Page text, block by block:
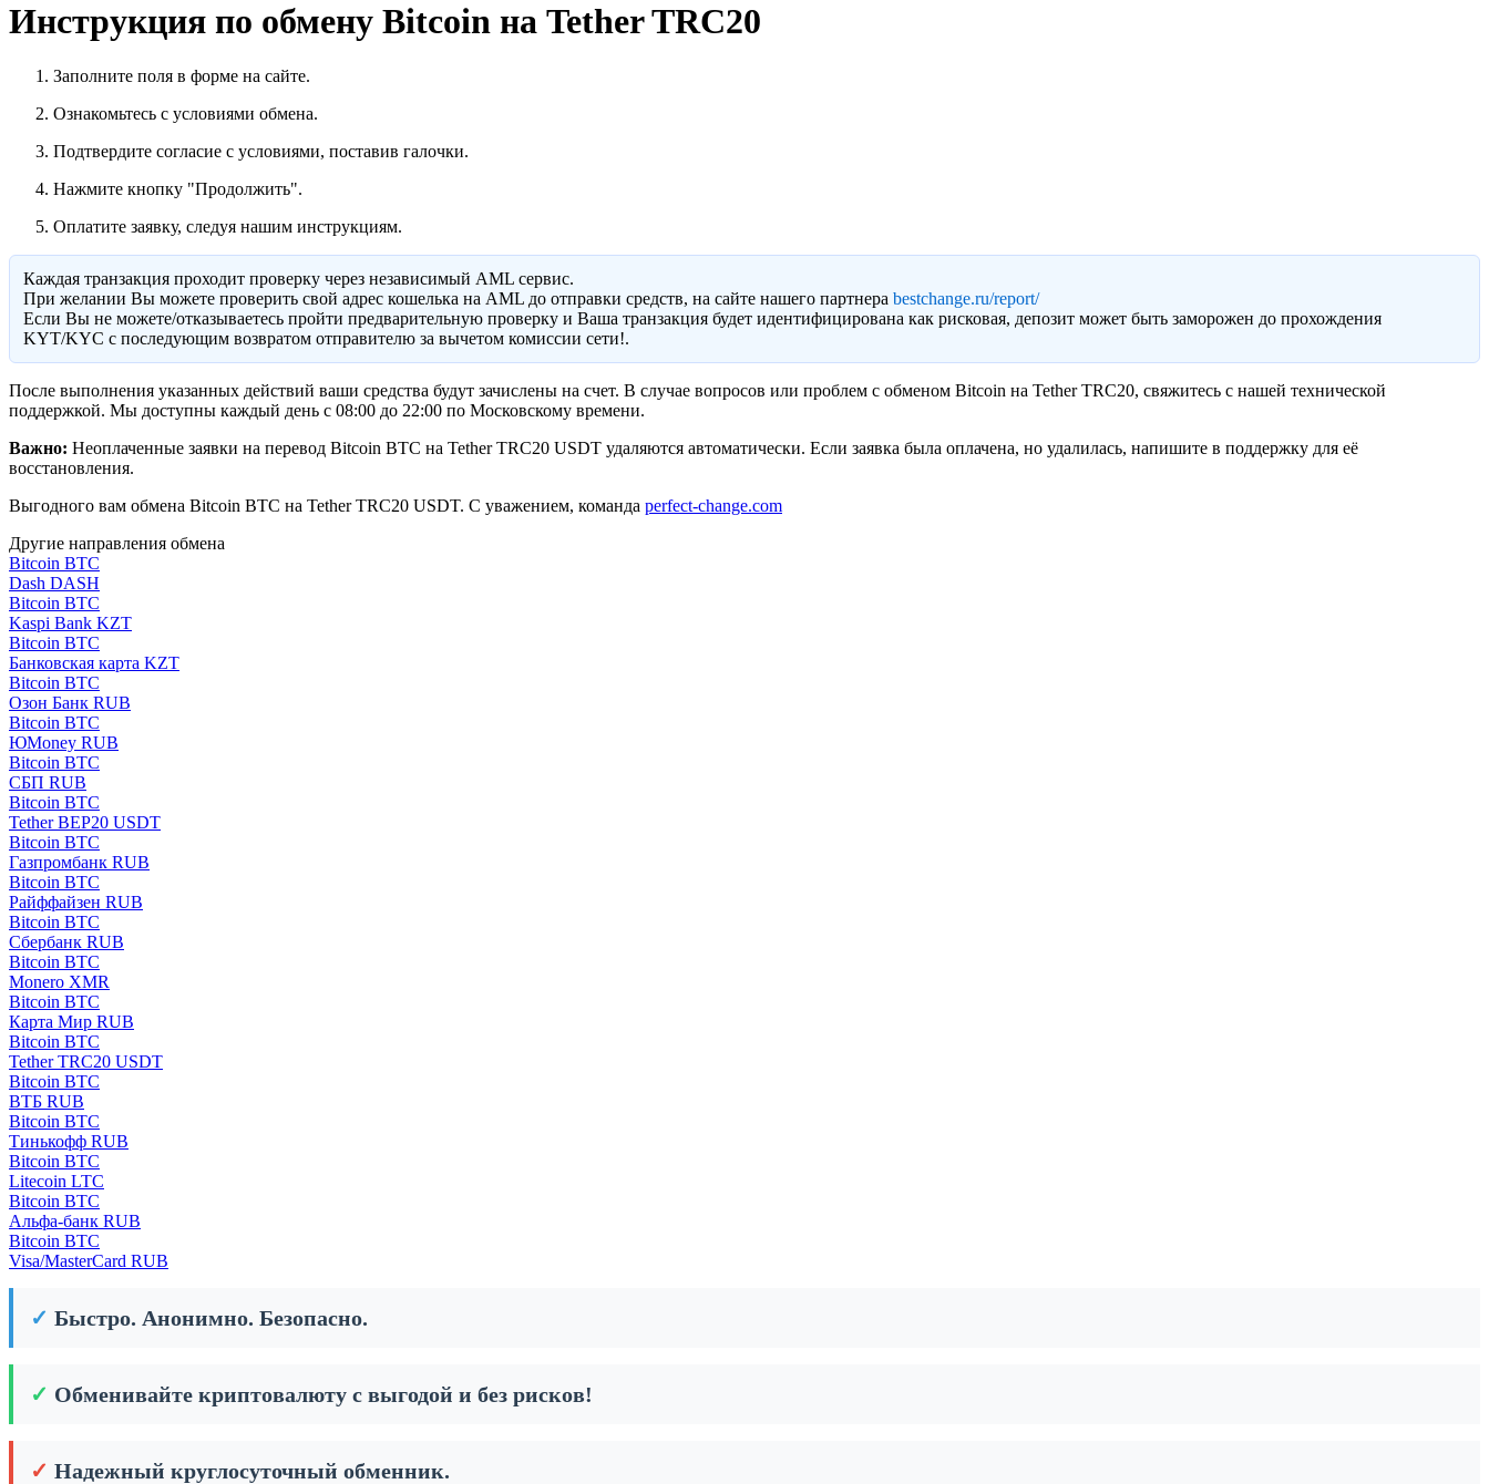
Инструкция по обмену Bitcoin на Tether TRC20
Заполните поля в форме на сайте.
Ознакомьтесь с условиями обмена.
Подтвердите согласие с условиями, поставив галочки.
Нажмите кнопку "Продолжить".
Оплатите заявку, следуя нашим инструкциям.
Каждая транзакция проходит проверку через независимый AML сервис.
При желании Вы можете проверить свой адрес кошелька на AML до отправки средств, на сайте нашего партнера bestchange.ru/report/
Eсли Вы не можете/отказываетесь пройти предварительную проверку и Ваша транзакция будет идентифицирована как рисковая, депозит может быть заморожен до прохождения
KYT/KYC с последующим возвратом отправителю за вычетом комиссии сети!.
После выполнения указанных действий ваши средства будут зачислены на счет. В случае вопросов или проблем с обменом Bitcoin на Tether TRC20, свяжитесь с нашей технической
поддержкой. Мы доступны каждый день с 08:00 до 22:00 по Московскому времени.
Важно: Неоплаченные заявки на перевод Bitcoin BTC на Tether TRC20 USDT удаляются автоматически. Если заявка была оплачена, но удалилась, напишите в поддержку для её
восстановления.
Выгодного вам обмена Bitcoin BTC на Tether TRC20 USDT. С уважением, команда perfect-change.com
Другие направления обмена
Bitcoin BTC
Dash DASH
Bitcoin BTC
Kaspi Bank KZT
Bitcoin BTC
Банковская карта KZT
Bitcoin BTC
Озон Банк RUB
Bitcoin BTC
ЮMoney RUB
Bitcoin BTC
СБП RUB
Bitcoin BTC
Tether BEP20 USDT
Bitcoin BTC
Газпромбанк RUB
Bitcoin BTC
Райффайзен RUB
Bitcoin BTC
Сбербанк RUB
Bitcoin BTC
Monero XMR
Bitcoin BTC
Карта Мир RUB
Bitcoin BTC
Tether TRC20 USDT
Bitcoin BTC
ВТБ RUB
Bitcoin BTC
Тинькофф RUB
Bitcoin BTC
Litecoin LTC
Bitcoin BTC
Альфа-банк RUB
Bitcoin BTC
Visa/MasterCard RUB
✓ Быстро. Анонимно. Безопасно.
✓ Обменивайте криптовалюту с выгодой и без рисков!
✓ Надежный круглосуточный обменник.